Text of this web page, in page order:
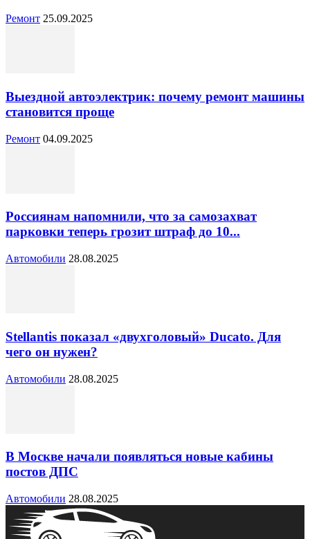
Ремонт 25.09.2025
Выездной автоэлектрик: почему ремонт машины
становится проще
Ремонт 04.09.2025
Россиянам напомнили, что за самозахват
парковки теперь грозит штраф до 10...
Автомобили 28.08.2025
Stellantis показал «двухголовый» Ducato. Для
чего он нужен?
Автомобили 28.08.2025
В Москве начали появляться новые кабины
постов ДПС
Автомобили 28.08.2025